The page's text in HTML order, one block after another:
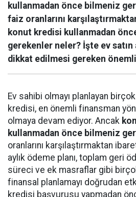
kullanmadan önce bilmeniz
faiz oranlarını
konut kredisi kullanmadan
gerekenler neler? İşte ev
dikkat edilmesi gereken
Ev sahibi olmayı planlayan
kredisi, en önemli finansman
olmaya devam ediyor. Ancak
kullanmadan önce bilmeniz
oranlarını karşılaştırmaktan
aylık ödeme planı, toplam geri
süreci ve ek masraflar gibi
finansal planlamayı doğrudan
kredisi başvurusu yapmadan